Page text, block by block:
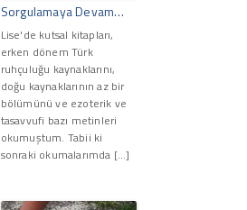
Sorgulamaya Devam…
Lise'de kutsal kitapları,
erken dönem Türk
ruhçuluğu kaynaklarını,
doğu kaynaklarının az bir
bölümünü ve ezoterik ve
tasavvufi bazı metinleri
okumuştum. Tabii ki
sonraki okumalarımda […]